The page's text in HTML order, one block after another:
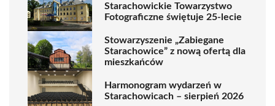
Starachowickie Towarzystwo
Fotograficzne świętuje 25-lecie
Stowarzyszenie „Zabiegane
Starachowice” z nową ofertą dla
mieszkańców
Harmonogram wydarzeń w
Starachowicach – sierpień 2026